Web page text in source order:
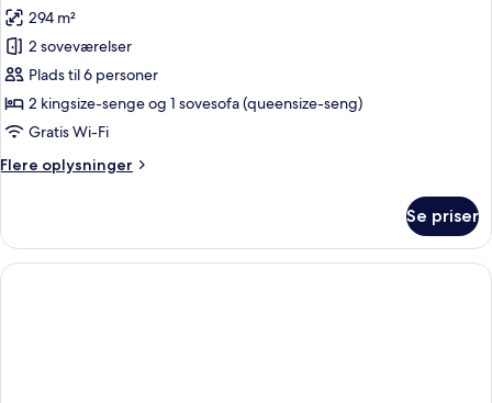
af
Two
Bedroom
Oceanfront
Balcony
294 m²
2 soveværelser
Plads til 6 personer
2 kingsize-senge og 1 sovesofa (queensize-seng)
Gratis Wi-Fi
Flere oplysninger
Flere
Bedroom
Oceanfront
Balcony
Se priser